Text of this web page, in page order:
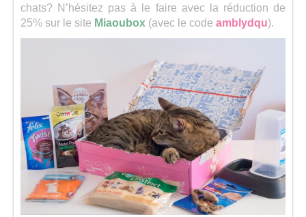
chats? N’hésitez pas à le faire avec la réduction de
25% sur le site Miaoubox (avec le code amblydqu).